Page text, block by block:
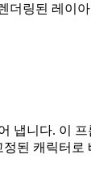
링된 레이
냅니다. 이
된 캐릭터